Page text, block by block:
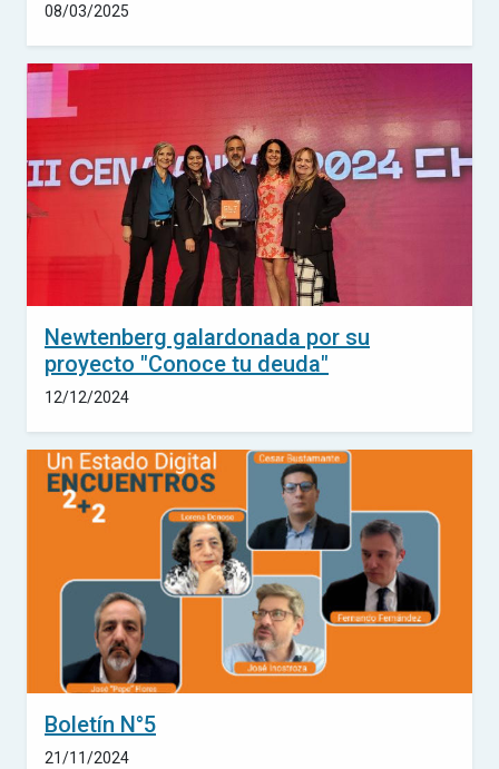
08/03/2025
Newtenberg galardonada por su
proyecto "Conoce tu deuda"
12/12/2024
Boletín N°5
21/11/2024